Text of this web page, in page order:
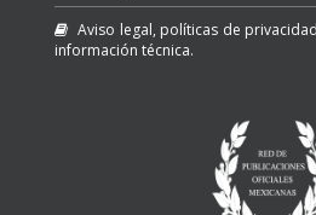
Aviso legal, políticas de
información técnica.